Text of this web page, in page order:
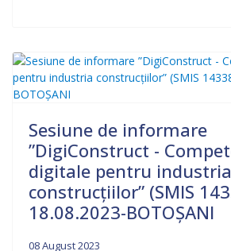
Sesiune de informare
”DigiConstruct -
digitale pentru industria
construcțiilor” (SMIS
18.08.2023-BOTOȘANI
08 August 2023